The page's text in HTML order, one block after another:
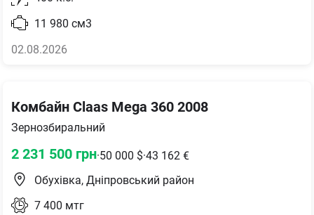
11 980 см3
02.08.2026
Комбайн Claas Mega 360 2008
Зернозбиральний
2 231 500 грн·50 000 $·43 162 €
Обухівка, Дніпровський район
7 400 мтг